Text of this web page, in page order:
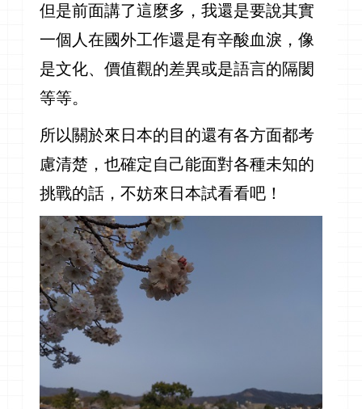
但是前面講了這麼多，我還是要說其實
一個人在國外工作還是有辛酸血淚，像
是文化、價值觀的差異或是語言的隔閡
等等。
所以關於來日本的目的還有各方面都考
慮清楚，也確定自己能面對各種未知的
挑戰的話，不妨來日本試看看吧！